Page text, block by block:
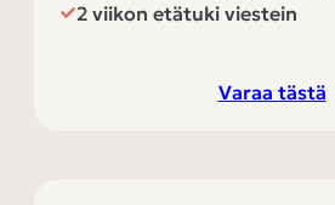
2 viikon etätuki viestein
Varaa tästä